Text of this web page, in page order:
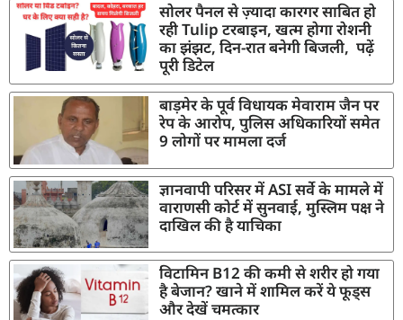
सोलर पैनल से ज़्यादा कारगर साबित हो
रही Tulip टरबाइन, खत्म होगा रोशनी
का झंझट, दिन-रात बनेगी बिजली, पढ़ें
पूरी डिटेल
बाड़मेर के पूर्व विधायक मेवाराम जैन पर
रेप के आरोप, पुलिस अधिकारियों समेत
9 लोगों पर मामला दर्ज
ज्ञानवापी परिसर में ASI सर्वे के मामले में
वाराणसी कोर्ट में सुनवाई, मुस्लिम पक्ष ने
दाखिल की है याचिका
विटामिन B12 की कमी से शरीर हो गया
है बेजान? खाने में शामिल करें ये फूड्स
और देखें चमत्कार